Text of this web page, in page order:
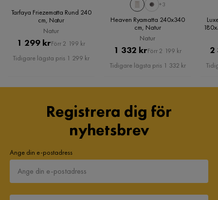
Tarfaya Friezematta Rund 240
cm, Natur
Natur
Pris
1 299 krOriginal
Pris
Förr 2 199 kr
Tidigare lägsta pris 1 299 kr
+3
Heaven Ryamatta 240x340
cm, Natur
Natur
Pris
1 332 krOriginal
Pris
Förr 2 199 kr
Tidigare lägsta pris 1 332 kr
2
Registrera dig för
nyhetsbrev
Ange din e-postadress